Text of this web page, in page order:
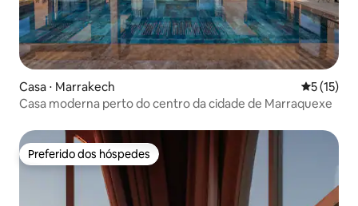
Casa ⋅ Marrakech 5 de uma
5 (15)
Casa moderna perto do centro da cidade de Marraquexe
Preferido dos hóspedes
Preferido dos hóspedes